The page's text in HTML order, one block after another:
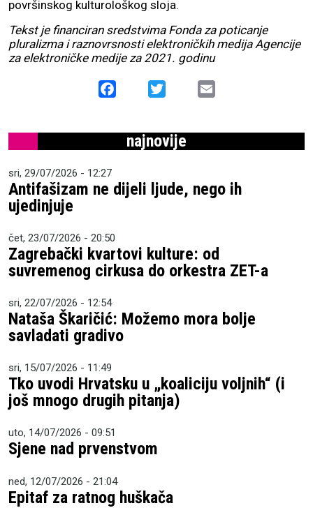
površinskog kulturološkog sloja.
Tekst je financiran sredstvima Fonda za poticanje
pluralizma i raznovrsnosti elektroničkih medija Agencije
za elektroničke medije za 2021. godinu
Facebook
najnovije
sri, 29/07/2026 - 12:27
Antifašizam ne dijeli ljude, nego ih
ujedinjuje
čet, 23/07/2026 - 20:50
Zagrebački kvartovi kulture: od
suvremenog cirkusa do orkestra ZET-a
sri, 22/07/2026 - 12:54
Nataša Škaričić: Možemo mora bolje
savladati gradivo
sri, 15/07/2026 - 11:49
Tko uvodi Hrvatsku u „koaliciju voljnih“ (i
još mnogo drugih pitanja)
uto, 14/07/2026 - 09:51
Sjene nad prvenstvom
ned, 12/07/2026 - 21:04
Epitaf za ratnog huškača